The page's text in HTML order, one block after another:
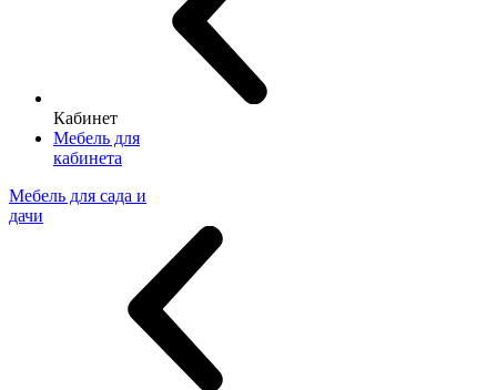
Кабинет
Мебель для
кабинета
Мебель для сада и
дачи